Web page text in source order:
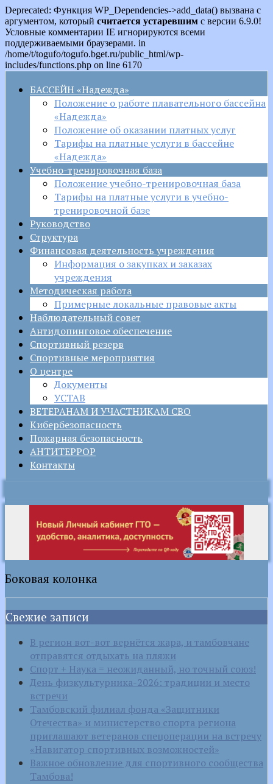
Deprecated: Функция WP_Dependencies->add_data() вызвана с
аргументом, который считается устаревшим с версии 6.9.0!
Условные комментарии IE игнорируются всеми
поддерживаемыми браузерами. in
/home/t/togufo/togufo.bget.ru/public_html/wp-
includes/functions.php on line 6170
БАССЕЙН «Надежда»
Положение о работе плавательного бассейна
«Надежда»
Положение об оказании платных услуг
Тарифы на платные услуги в бассейне
«Надежда»
Учебно-тренировочная база
Положение учебно-тренировочная база
Тарифы на платные услуги в учебно-
тренировочной базе
Руководство
Структура
Финансовая деятельность учреждения
Информация о закупках и заказах
учреждения
Методическая работа
Примерные локальные правовые акты
Наблюдательный совет
Антидопинговое обеспечение
Спортивный резерв
Спортивные мероприятия
О центре
Документы
УСТАВ
ВЕТЕРАНАМ И УЧАСТНИКАМ СВО
Кибербезопасность
Пожарная безопасность
АНТИТЕРРОР
Контакты
Боковая колонка
Свежие записи
В регион вот-вот вернётся жара, и тамбовчане
отправятся отдыхать на пляжи
Спорт + Наука = неожиданный, но точный союз!
День физкультурника-2026: традиции и место
встречи
Тамбовский филиал фонда «Защитники
Отечества» и министерство спорта региона
приглашают ветеранов спецоперации на встречу
«Навигатор спортивных возможностей»
Важное обновление для спортивного сообщества
Тамбова!